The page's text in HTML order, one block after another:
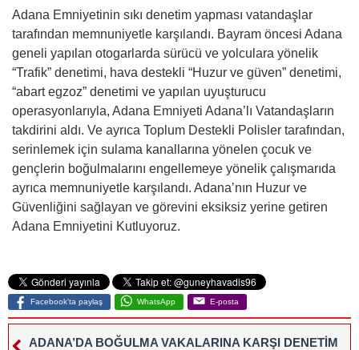
Adana Emniyetinin sıkı denetim yapması vatandaşlar
tarafından memnuniyetle karşılandı. Bayram öncesi Adana
geneli yapılan otogarlarda sürücü ve yolculara yönelik
“Trafik” denetimi, hava destekli “Huzur ve güven” denetimi,
“abart egzoz” denetimi ve yapılan uyuşturucu
operasyonlarıyla, Adana Emniyeti Adana’lı Vatandaşların
takdirini aldı. Ve ayrıca Toplum Destekli Polisler tarafından,
serinlemek için sulama kanallarına yönelen çocuk ve
gençlerin boğulmalarını engellemeye yönelik çalışmarıda
ayrıca memnuniyetle karşılandı. Adana’nın Huzur ve
Güvenliğini sağlayan ve görevini eksiksiz yerine getiren
Adana Emniyetini Kutluyoruz.
Facebook'ta paylaş WhatsApp E-posta
ADANA’DA BOĞULMA VAKALARINA KARŞI DENETİM